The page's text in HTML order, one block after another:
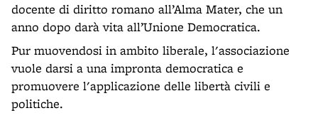
docente di diritto romano all’Alma Mater, che un
anno dopo darà vita all’Unione Democratica.
Pur muovendosi in ambito liberale, l'associazione
vuole darsi a una impronta democratica e
promuovere l'applicazione delle libertà civili e
politiche.